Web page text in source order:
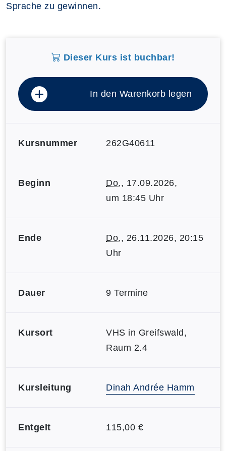
Sprache zu gewinnen.
Dieser Kurs ist buchbar!
In den Warenkorb legen
Kursnummer 262G40611
Beginn Do., 17.09.2026,
um 18:45 Uhr
Ende Do., 26.11.2026, 20:15
Uhr
Dauer 9 Termine
Kursort
VHS in Greifswald,
Raum 2.4
Kursleitung Dinah Andrée Hamm
Entgelt 115,00 €